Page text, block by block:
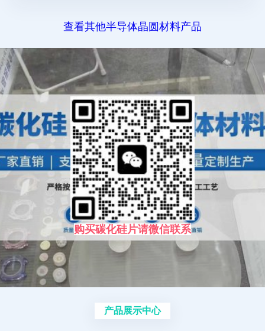
查看其他半导体晶圆材料产品
购买碳化硅片请微信联系
产品展示中心